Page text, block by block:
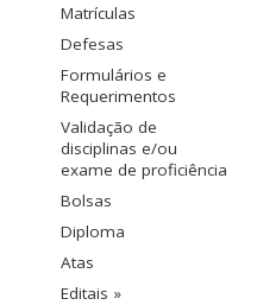
Matrículas
Defesas
Formulários e
Requerimentos
Validação de
disciplinas e/ou
exame de proficiência
Bolsas
Diploma
Atas
Editais »